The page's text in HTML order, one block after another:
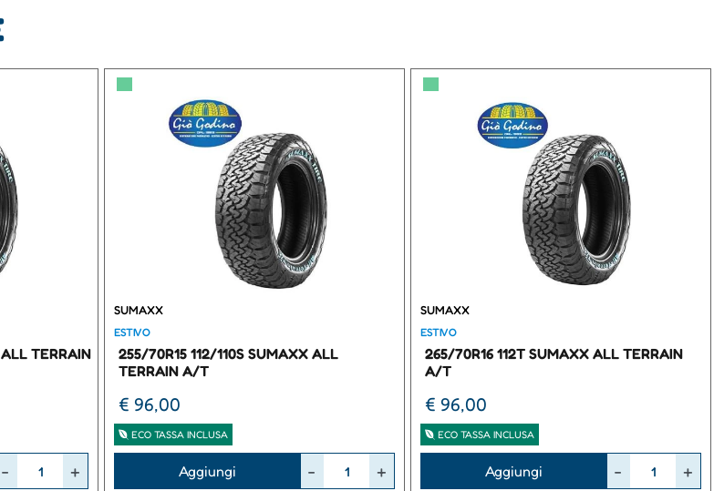
TERRAIN
▀
SUMAXX
ESTIVO
255/70R15 112/110S SUMAXX ALL
TERRAIN A/T
€ 96,00
ECO TASSA INCLUSA
Aggiungi
▀
SUMAXX
ESTIVO
265/70R16 112T SUMAXX ALL TERRAIN
A/T
€ 96,00
ECO TASSA INCLUSA
Aggiungi